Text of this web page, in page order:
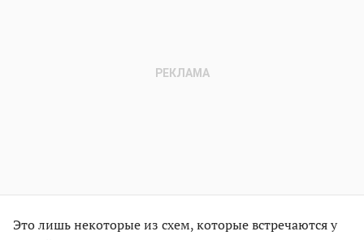
Это лишь некоторые из схем, которые встречаются у